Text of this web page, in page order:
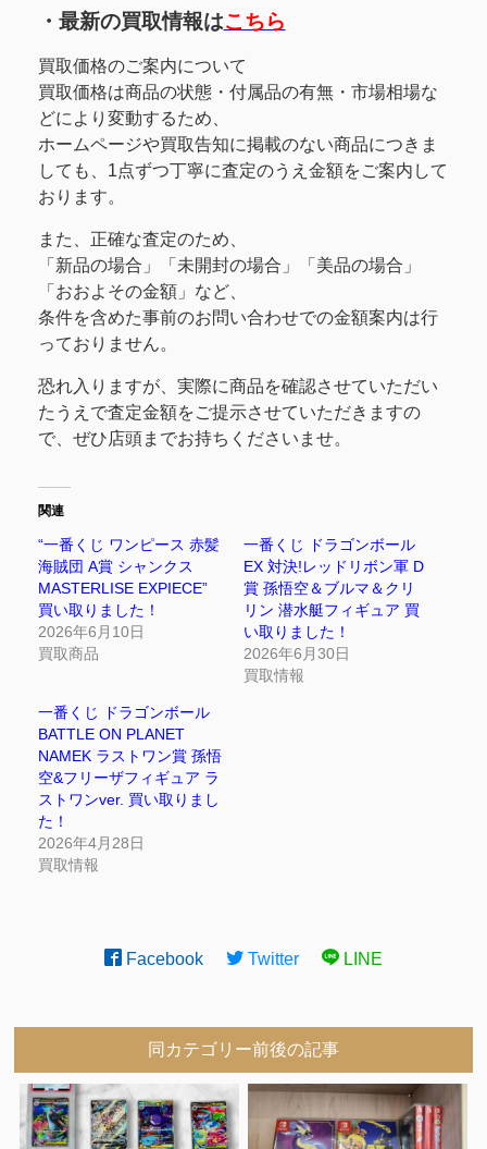
・最新の買取情報はこちら
買取価格のご案内について
買取価格は商品の状態・付属品の有無・市場相場な
どにより変動するため、
ホームページや買取告知に掲載のない商品につきま
しても、1点ずつ丁寧に査定のうえ金額をご案内して
おります。
また、正確な査定のため、
「新品の場合」「未開封の場合」「美品の場合」
「おおよその金額」など、
条件を含めた事前のお問い合わせでの金額案内は行
っておりません。
恐れ入りますが、実際に商品を確認させていただい
たうえで査定金額をご提示させていただきますの
で、ぜひ店頭までお持ちくださいませ。
関連
“一番くじ ワンピース 赤髪
海賊団 A賞 シャンクス
MASTERLISE EXPIECE”
買い取りました！
2026年6月10日
買取商品
一番くじ ドラゴンボール
EX 対決!レッドリボン軍 D
賞 孫悟空＆ブルマ＆クリ
リン 潜水艇フィギュア 買
い取りました！
2026年6月30日
買取情報
一番くじ ドラゴンボール
BATTLE ON PLANET
NAMEK ラストワン賞 孫悟
空&フリーザフィギュア ラ
ストワンver. 買い取りまし
た！
2026年4月28日
買取情報
Facebook Twitter LINE
同カテゴリー前後の記事